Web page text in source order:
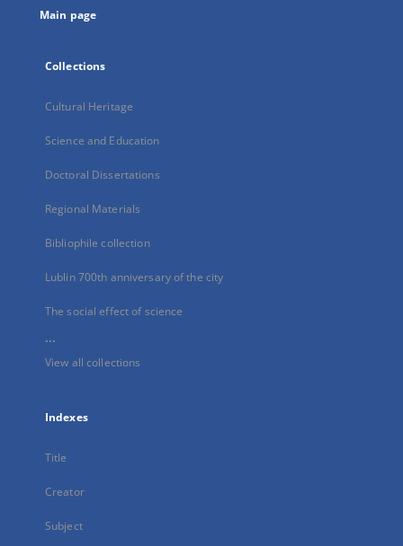
Main page
Collections
Cultural Heritage
Science and Education
Doctoral Dissertations
Regional Materials
Bibliophile collection
Lublin 700th anniversary of the city
The social effect of science
...
View all collections
Indexes
Title
Creator
Subject